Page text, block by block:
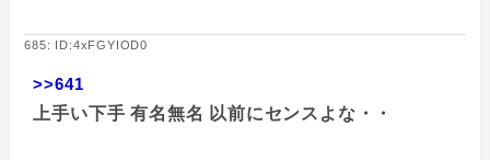
685: ID:4xFGYIOD0
>>641
上手い下手 有名無名 以前にセンスよな・・